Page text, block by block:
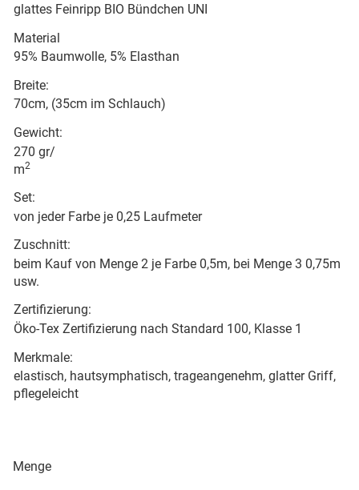
glattes Feinripp BIO Bündchen UNI
Material
95% Baumwolle, 5% Elasthan
Breite:
70cm, (35cm im Schlauch)
Gewicht:
270 gr/
m2
Set:
von jeder Farbe je 0,25 Laufmeter
Zuschnitt:
beim Kauf von Menge 2 je Farbe 0,5m, bei Menge 3 0,75m
usw.
Zertifizierung:
Öko-Tex Zertifizierung nach Standard 100, Klasse 1
Merkmale:
elastisch, hautsymphatisch, trageangenehm, glatter Griff,
pflegeleicht
Menge